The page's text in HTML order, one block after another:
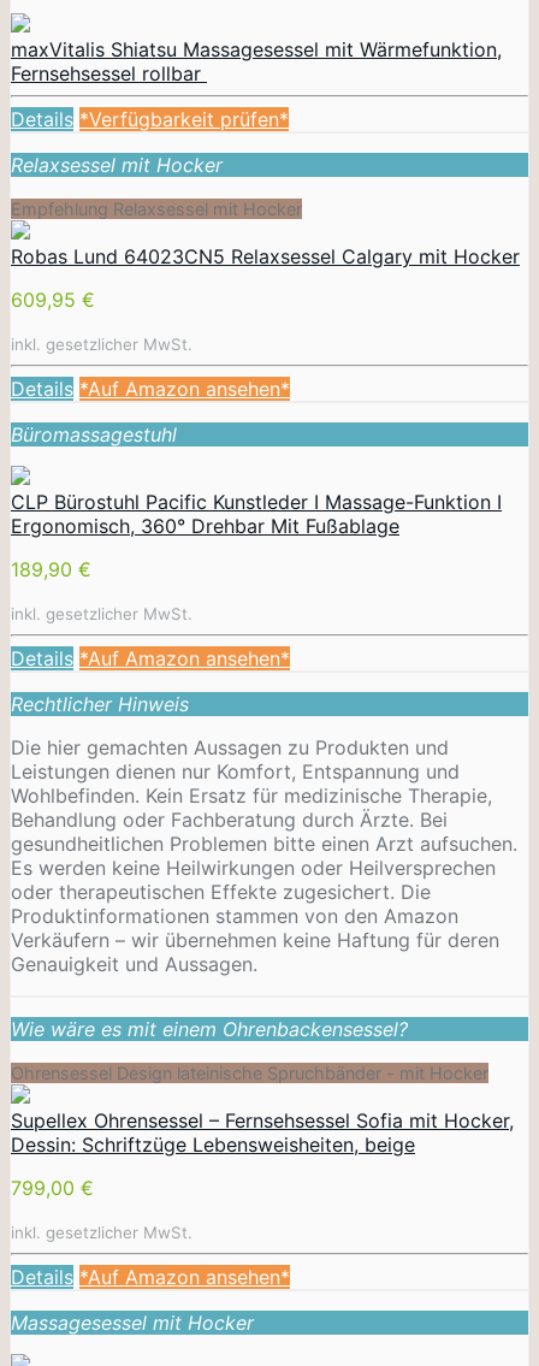
maxVitalis Shiatsu Massagesessel mit Wärmefunktion,
Fernsehsessel rollbar
Details *Verfügbarkeit prüfen*
Relaxsessel mit Hocker
Empfehlung Relaxsessel mit Hocker
Robas Lund 64023CN5 Relaxsessel Calgary mit Hocker
609,95 €
inkl. gesetzlicher MwSt.
Details *Auf Amazon ansehen*
Büromassagestuhl
CLP Bürostuhl Pacific Kunstleder I Massage-Funktion I
Ergonomisch, 360° Drehbar Mit Fußablage
189,90 €
inkl. gesetzlicher MwSt.
Details *Auf Amazon ansehen*
Rechtlicher Hinweis
Die hier gemachten Aussagen zu Produkten und
Leistungen dienen nur Komfort, Entspannung und
Wohlbefinden. Kein Ersatz für medizinische Therapie,
Behandlung oder Fachberatung durch Ärzte. Bei
gesundheitlichen Problemen bitte einen Arzt aufsuchen.
Es werden keine Heilwirkungen oder Heilversprechen
oder therapeutischen Effekte zugesichert. Die
Produktinformationen stammen von den Amazon
Verkäufern – wir übernehmen keine Haftung für deren
Genauigkeit und Aussagen.
Wie wäre es mit einem Ohrenbackensessel?
Ohrensessel Design lateinische Spruchbänder - mit Hocker
Supellex Ohrensessel – Fernsehsessel Sofia mit Hocker,
Dessin: Schriftzüge Lebensweisheiten, beige
799,00 €
inkl. gesetzlicher MwSt.
Details *Auf Amazon ansehen*
Massagesessel mit Hocker